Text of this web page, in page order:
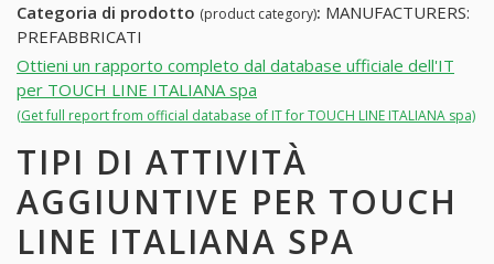
Categoria di prodotto (product category): MANUFACTURERS:
PREFABBRICATI
Ottieni un rapporto completo dal database ufficiale dell'IT
per TOUCH LINE ITALIANA spa
(Get full report from official database of IT for TOUCH LINE ITALIANA spa)
TIPI DI ATTIVITÀ
AGGIUNTIVE PER TOUCH
LINE ITALIANA SPA